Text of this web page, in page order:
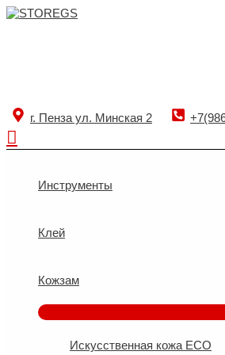
Перейти
к
г. Пенза ул. Минская 2
Поиск
Инструменты
Клей
Кожзам
Искусственная кожа ECO